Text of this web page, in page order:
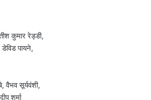
कुमार रेड्डी,
पायने,
वैभव सूर्यवंशी,
शर्मा